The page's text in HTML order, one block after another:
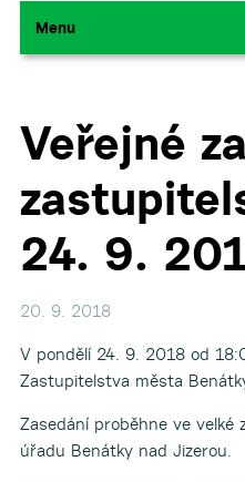
Menu
Veřejné
24. 9.
20. 9. 2018
V pondělí 24. 9. 2018 od
Zastupitelstva města
Zasedání proběhne ve velké
úřadu Benátky nad Jizerou.